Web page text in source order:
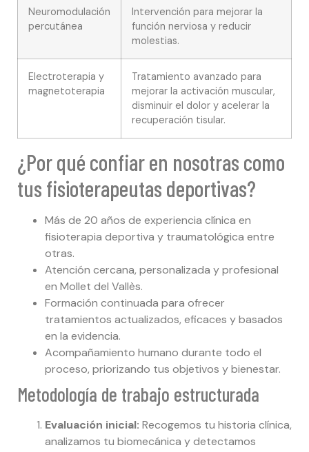
Neuromodulación
percutánea
Intervención para mejorar la
función nerviosa y reducir
molestias.
Electroterapia y
magnetoterapia
Tratamiento avanzado para
mejorar la activación muscular,
disminuir el dolor y acelerar la
recuperación tisular.
¿Por qué confiar en nosotras como
tus fisioterapeutas deportivas?
Más de 20 años de experiencia clínica en
fisioterapia deportiva y traumatológica entre
otras.
Atención cercana, personalizada y profesional
en Mollet del Vallès.
Formación continuada para ofrecer
tratamientos actualizados, eficaces y basados
en la evidencia.
Acompañamiento humano durante todo el
proceso, priorizando tus objetivos y bienestar.
Metodología de trabajo estructurada
Evaluación inicial: Recogemos tu historia clínica,
analizamos tu biomecánica y detectamos